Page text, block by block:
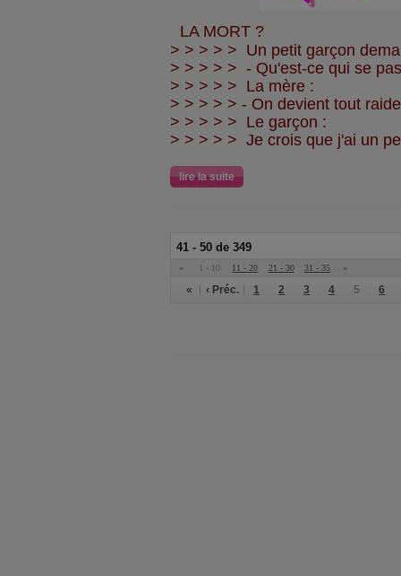
LA MORT ?
> > > > > Un petit garçon
> > > > > - Qu'est-ce qui se
> > > > > La mère :
> > > > > - On devient tout
> > > > > Le garçon :
> > > > > Je crois que j'ai un
lire la suite
41 - 50 de 349
« 1 - 10 11 - 20 21 - 30 31 - 35 »
« ‹ Préc. 1 2 3 4 5 6